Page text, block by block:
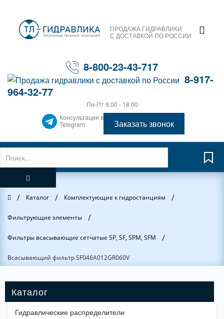
ПРОДАЖА ГИДРАВЛИКИ
С ДОСТАВКОЙ ПО РОССИИ
8-800-23-43-717
8-917-
964-32-77
Пн-Пт 9.00 - 18.00
Консультация в
Telegram
Заказать звонок
Главная
/ Каталог / Комплектующие к гидростанциям /
Фильтрующие элементы /
Фильтры всасывающие сетчатые SP, SF, SPM, SFM /
Всасывающий фильтр SF046A012GR060V
Гидравлические распределители